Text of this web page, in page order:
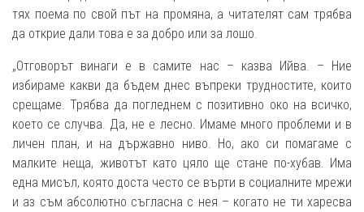
тях поема по свой път на промяна, а читателят сам трябва
да открие дали това е за добро или за лошо.
„Отговорът винаги е в самите нас – казва Ийва. – Ние
избираме какви да бъдем днес въпреки трудностите, които
срещаме. Трябва да погледнем с позитивно око на всичко,
което се случва. Да, не е лесно. Имаме много проблеми и в
личен план, и на държавно ниво. Но, ако си помагаме с
малките неща, животът като цяло ще стане по-хубав. Има
една мисъл, която доста често се върти в социалните мрежи
и аз съм абсолютно съгласна с нея – когато не ти харесва